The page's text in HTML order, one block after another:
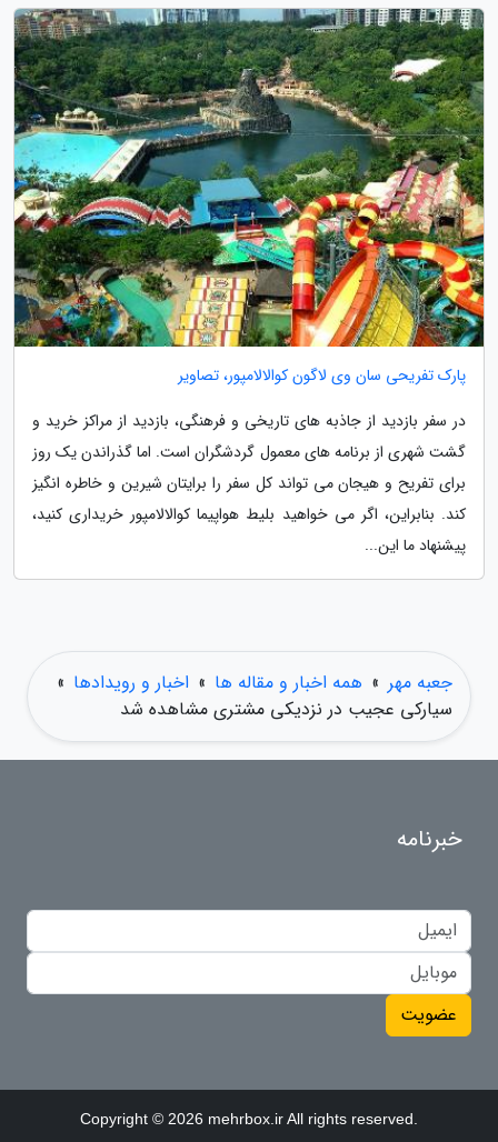
پارک تفریحی سان وی لاگون کوالالامپور، تصاویر
در سفر بازدید از جاذبه های تاریخی و فرهنگی، بازدید از مراکز خرید و
گشت شهری از برنامه های معمول گردشگران است. اما گذراندن یک روز
برای تفریح و هیجان می تواند کل سفر را برایتان شیرین و خاطره انگیز
کند. بنابراین، اگر می خواهید بلیط هواپیما کوالالامپور خریداری کنید،
پیشنهاد ما این...
جعبه مهر » همه اخبار و مقاله ها » اخبار و رویدادها »
سیارکی عجیب در نزدیکی مشتری مشاهده شد
خبرنامه
عضویت
Copyright © 2026 mehrbox.ir All rights reserved.